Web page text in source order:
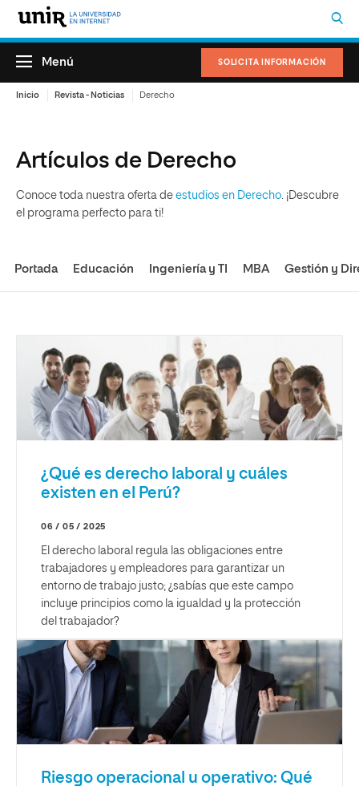
SOLICITA INFORMACIÓN
Menú
Inicio Revista - Noticias Derecho
Artículos de Derecho
Conoce toda nuestra oferta de estudios en Derecho. ¡Descubre
el programa perfecto para ti!
Portada Educación Ingeniería y TI MBA Gestión y
¿Qué es derecho laboral y cuáles
existen en el Perú?
06 / 05 / 2025
El derecho laboral regula las obligaciones entre
trabajadores y empleadores para garantizar un
entorno de trabajo justo; ¿sabías que este campo
incluye principios como la igualdad y la protección
del trabajador?
Riesgo operacional u operativo: Qué